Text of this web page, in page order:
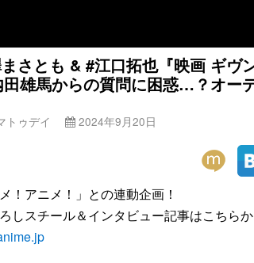
さとも & #江口拓也『映画 ギヴ
雄馬からの質問に困惑…？オー
トゥデイ 2024年9月20日
メ！アニメ！」との連動企画！
しスチール＆インタビュー記事はこちらか